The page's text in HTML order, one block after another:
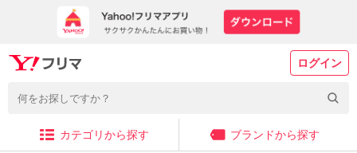
ログイン
カテゴリから探す ブランドから探す